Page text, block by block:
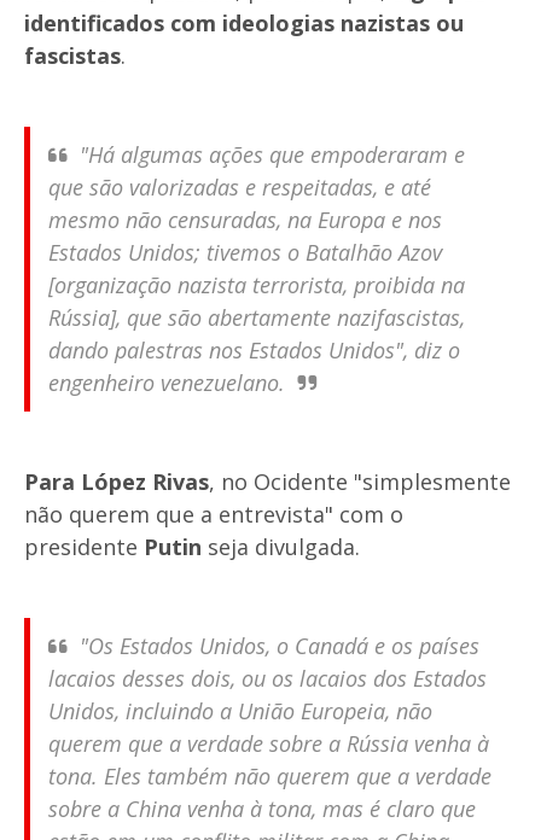
identificados com ideologias nazistas ou
fascistas.
"Há algumas ações que empoderaram e
que são valorizadas e respeitadas, e até
mesmo não censuradas, na Europa e nos
Estados Unidos; tivemos o Batalhão Azov
[organização nazista terrorista, proibida na
Rússia], que são abertamente nazifascistas,
dando palestras nos Estados Unidos", diz o
engenheiro venezuelano.
Para López Rivas, no Ocidente "simplesmente
não querem que a entrevista" com o
presidente Putin seja divulgada.
"Os Estados Unidos, o Canadá e os países
lacaios desses dois, ou os lacaios dos Estados
Unidos, incluindo a União Europeia, não
querem que a verdade sobre a Rússia venha à
tona. Eles também não querem que a verdade
sobre a China venha à tona, mas é claro que